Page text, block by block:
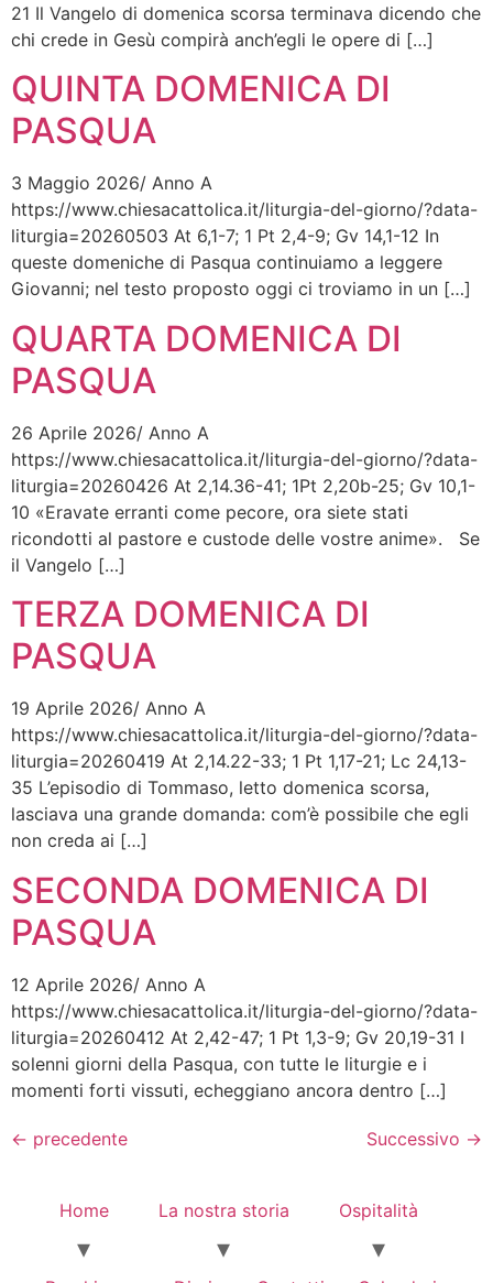
21 Il Vangelo di domenica scorsa terminava dicendo che
chi crede in Gesù compirà anch’egli le opere di […]
QUINTA DOMENICA DI
PASQUA
3 Maggio 2026/ Anno A
https://www.chiesacattolica.it/liturgia-del-giorno/?data-
liturgia=20260503 At 6,1-7; 1 Pt 2,4-9; Gv 14,1-12 In
queste domeniche di Pasqua continuiamo a leggere
Giovanni; nel testo proposto oggi ci troviamo in un […]
QUARTA DOMENICA DI
PASQUA
26 Aprile 2026/ Anno A
https://www.chiesacattolica.it/liturgia-del-giorno/?data-
liturgia=20260426 At 2,14.36-41; 1Pt 2,20b-25; Gv 10,1-
10 «Eravate erranti come pecore, ora siete stati
ricondotti al pastore e custode delle vostre anime». Se
il Vangelo […]
TERZA DOMENICA DI
PASQUA
19 Aprile 2026/ Anno A
https://www.chiesacattolica.it/liturgia-del-giorno/?data-
liturgia=20260419 At 2,14.22-33; 1 Pt 1,17-21; Lc 24,13-
35 L’episodio di Tommaso, letto domenica scorsa,
lasciava una grande domanda: com’è possibile che egli
non creda ai […]
SECONDA DOMENICA DI
PASQUA
12 Aprile 2026/ Anno A
https://www.chiesacattolica.it/liturgia-del-giorno/?data-
liturgia=20260412 At 2,42-47; 1 Pt 1,3-9; Gv 20,19-31 I
solenni giorni della Pasqua, con tutte le liturgie e i
momenti forti vissuti, echeggiano ancora dentro […]
← precedente Successivo →
Home La nostra storia Ospitalità